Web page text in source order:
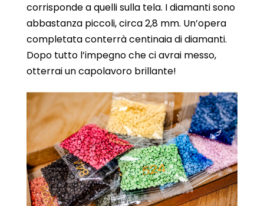
corrisponde a quelli sulla tela. I diamanti sono
abbastanza piccoli, circa 2,8 mm. Un’opera
completata conterrà centinaia di diamanti.
Dopo tutto l’impegno che ci avrai messo,
otterrai un capolavoro brillante!